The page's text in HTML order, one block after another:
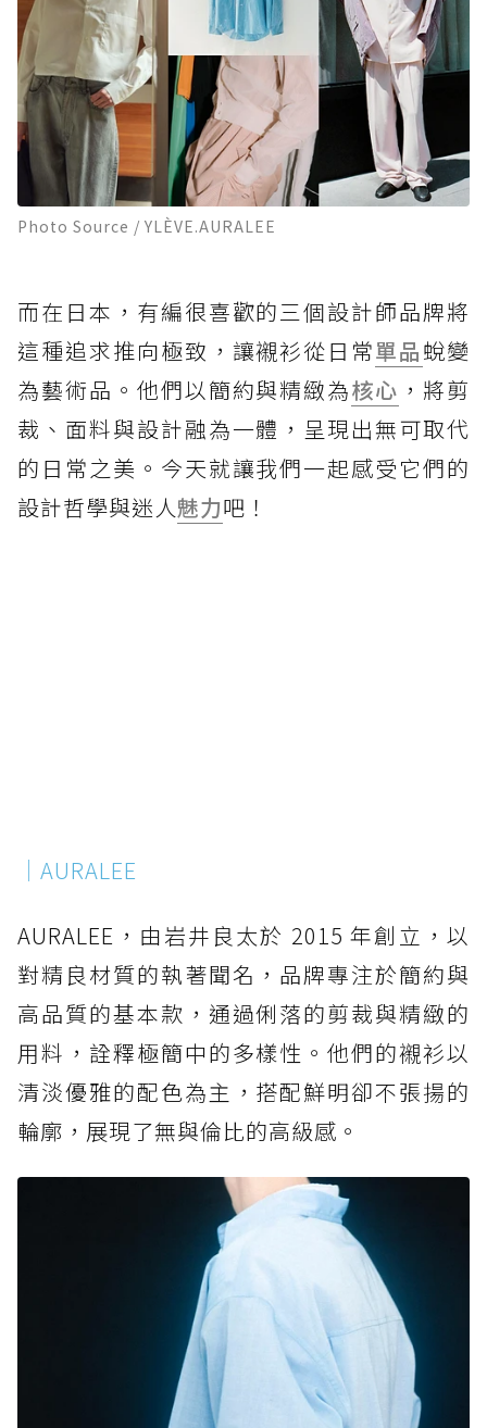
Photo Source / YLÈVE.AURALEE
而在日本，有編很喜歡的三個設計師品牌將
這種追求推向極致，讓襯衫從日常單品蛻變
為藝術品。他們以簡約與精緻為核心 ，將剪
裁、面料與設計融為一體，呈現出無可取代
的日常之美。今天就讓我們一起感受它們的
設計哲學與迷人魅力吧！
｜AURALEE
AURALEE，由岩井良太於 2015 年創立，以
對精良材質的執著聞名，品牌專注於簡約與
高品質的基本款，通過俐落的剪裁與精緻的
用料，詮釋極簡中的多樣性。他們的襯衫以
清淡優雅的配色為主，搭配鮮明卻不張揚的
輪廓，展現了無與倫比的高級感。